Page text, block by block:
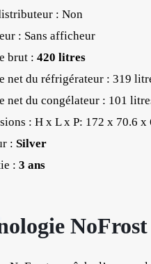
: Non
: Sans afficheur
brut :420 litres
net du réfrigérateur : 319
net du congélateur : 101
: H x L x P: 172 x 70.6 x
:Silver
:3 ans